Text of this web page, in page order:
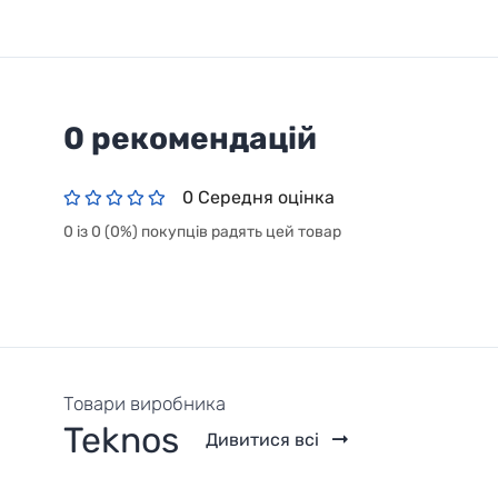
0 рекомендацій
0 Середня оцінка
0 із 0 (0%) покупців радять цей товар
Товари виробника
Teknos Дивитися всі